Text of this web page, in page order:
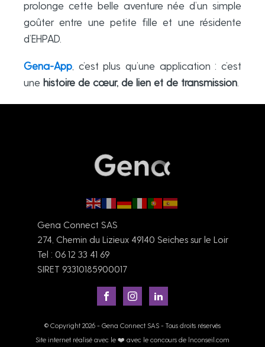
prolonge cette belle aventure née d’un simple
goûter entre une petite fille et une résidente
d’EHPAD.
Gena-App , c’est plus qu’une application : c’est
une histoire de cœur, de lien et de transmission
Gena Connect SAS
274, Chemin du Lizieux 49140 Seiches sur le Loir
Tel : 06 12 33 41 69
SIRET 93310185900017
© Copyright 2026 - Gena Connect SAS - Tous droits réservés
Site internet réalisé avec le ❤️ avec le concours de lnconseil.com